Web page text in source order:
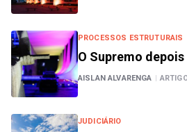
PROCESSOS ESTRUTURAIS
O Supremo
AISLAN ALVARENGA |
JUDICIÁRIO